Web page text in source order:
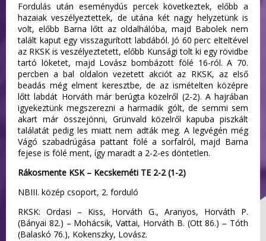
Fordulás után eseménydús percek következtek, előbb a
hazaiak veszélyeztettek, de utána két nagy helyzetünk is
volt, előbb Barna lőtt az oldalhálóba, majd Babolek nem
talált kaput egy visszagurított labdából. Jó 60 perc elteltével
az RKSK is veszélyeztetett, előbb Kunsági tolt ki egy rövidbe
tartó löketet, majd Lovász bombázott fölé 16-ról. A 70.
percben a bal oldalon vezetett akciót az RKSK, az első
beadás még elment keresztbe, de az ismételten középre
lőtt labdát Horváth már berúgta közelről (2-2). A hajrában
igyekeztünk megszerezni a harmadik gólt, de semmi sem
akart már összejönni, Grünvald közelről kapuba piszkált
találatát pedig les miatt nem adták meg. A legvégén még
Vágó szabadrúgása pattant fölé a sorfalról, majd Barna
fejese is fölé ment, így maradt a 2-2-es döntetlen.
Rákosmente KSK – Kecskeméti TE 2-2 (1-2)
NBIII. közép csoport, 2. forduló
RKSK: Ordasi – Kiss, Horváth G., Aranyos, Horváth P.
(Bányai 82.) – Mohácsik, Vattai, Horváth B. (Ott 86.) – Tóth
(Balaskó 76.), Kokenszky, Lovász.